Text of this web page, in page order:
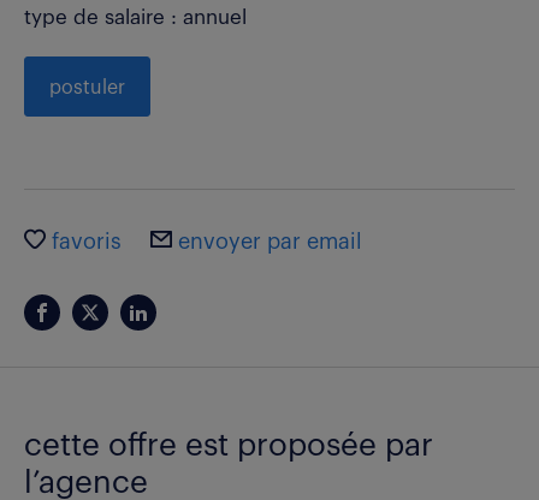
type de salaire : annuel
postuler
favoris envoyer par email
cette offre est proposée par
l’agence